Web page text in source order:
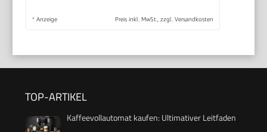
* Anzeige Preis inkl. MwSt., zzgl. Versandkosten
TOP-ARTIKEL
Kaffeevollautomat kaufen: Ultimativer Leitfaden